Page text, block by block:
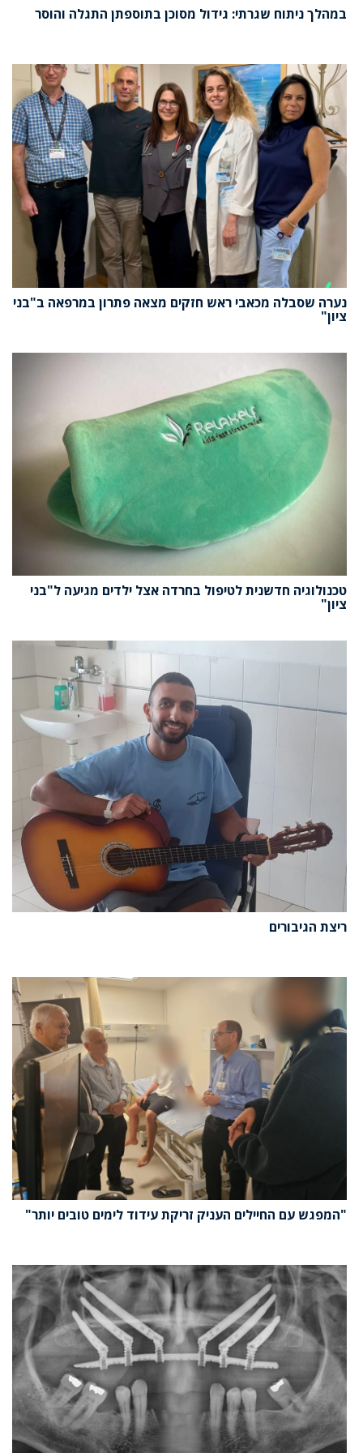
במהלך ניתוח שגרתי: גידול מסוכן בתוספתן התגלה והוסר
נערה שסבלה מכאבי ראש חזקים מצאה פתרון במרפאה ב"בני
ציון"
טכנולוגיה חדשנית לטיפול בחרדה אצל ילדים מגיעה ל"בני
ציון"
ריצת הגיבורים
"המפגש עם החיילים העניק זריקת עידוד לימים טובים יותר"